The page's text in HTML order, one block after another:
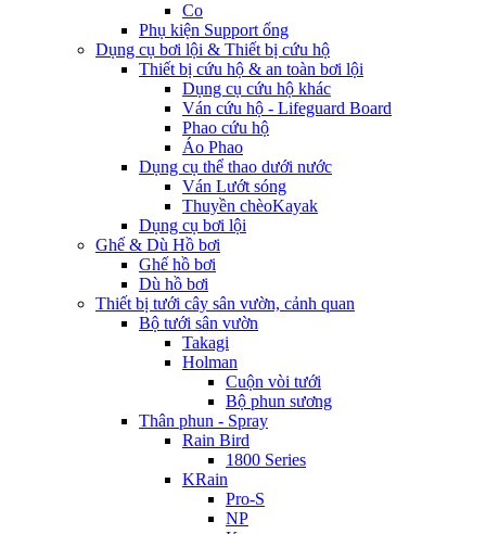
Co
Phụ kiện Support ống
Dụng cụ bơi lội & Thiết bị cứu hộ
Thiết bị cứu hộ & an toàn bơi lội
Dụng cụ cứu hộ khác
Ván cứu hộ - Lifeguard Board
Phao cứu hộ
Áo Phao
Dụng cụ thể thao dưới nước
Ván Lướt sóng
Thuyền chèoKayak
Dụng cụ bơi lội
Ghế & Dù Hồ bơi
Ghế hồ bơi
Dù hồ bơi
Thiết bị tưới cây sân vườn, cảnh quan
Bộ tưới sân vườn
Takagi
Holman
Cuộn vòi tưới
Bộ phun sương
Thân phun - Spray
Rain Bird
1800 Series
KRain
Pro-S
NP